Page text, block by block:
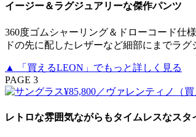
イージー＆ラグジュアリーな傑作パンツ
360度ゴムシャーリング＆ドローコード仕
ドの先に配したレザーなど細部にまでラ
▲ 「買えるLEON」でもっと詳しく見る
PAGE 3
レトロな雰囲気ながらもタイムレスなスタ